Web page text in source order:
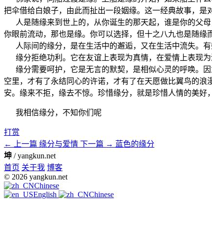
把伞借给白娘子，由此而扯出一段姻缘。这一经典故事，是
人是随缘来到世上的，从你诞生的那天起，谁是你的父母
你眼前流动，那也是缘。你可以选择，但十之八九也是随
人际间的缘分，是在生活中的邂逅，又在生活中流失。有
缘分拒绝功利。它在友谊上表现为真情，在爱情上表现为
缘分需要呵护，它是无言的默契，是相似心灵的呼唤。因
空里，才有了永结同心的许诺，才有了在天愿做比翼鸟的
安。缘来不拒，缘去不惊。珍惜缘分，就是珍惜人情的美好
我相信缘分，不知你们呢
打赏
← 上一篇 缘分与爱情 下一篇 → 蓝色的缘分
坤 / yangkun.net
首页 关于我 博客
© 2026 yangkun.net
Chinese
English
Chinese